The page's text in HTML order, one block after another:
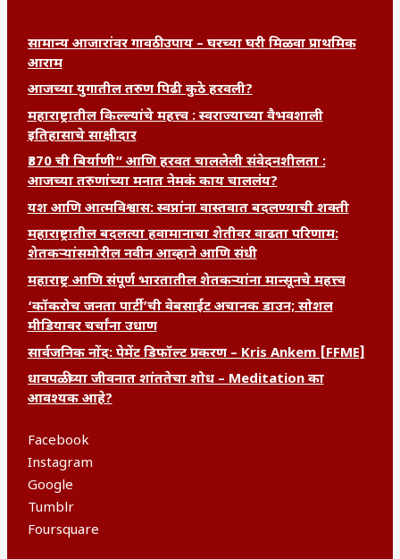
सामान्य आजारांवर गावठी उपाय – घरच्या घरी मिळवा प्राथमिक
आराम
आजच्या युगातील तरुण पिढी कुठे हरवली?
महाराष्ट्रातील किल्ल्यांचे महत्त्व : स्वराज्याच्या वैभवशाली
इतिहासाचे साक्षीदार
₹370 ची बिर्याणी” आणि हरवत चाललेली संवेदनशीलता :
आजच्या तरुणांच्या मनात नेमकं काय चाललंय?
यश आणि आत्मविश्वास: स्वप्नांना वास्तवात बदलण्याची शक्ती
महाराष्ट्रातील बदलत्या हवामानाचा शेतीवर वाढता परिणाम:
शेतकऱ्यांसमोरील नवीन आव्हाने आणि संधी
महाराष्ट्र आणि संपूर्ण भारतातील शेतकऱ्यांना मान्सूनचे महत्त्व
‘कॉकरोच जनता पार्टी’ची वेबसाईट अचानक डाउन; सोशल
मीडियावर चर्चांना उधाण
सार्वजनिक नोंद: पेमेंट डिफॉल्ट प्रकरण – Kris Ankem [FFME]
धावपळीच्या जीवनात शांततेचा शोध – Meditation का
आवश्यक आहे?
Facebook
Instagram
Google
Tumblr
Foursquare